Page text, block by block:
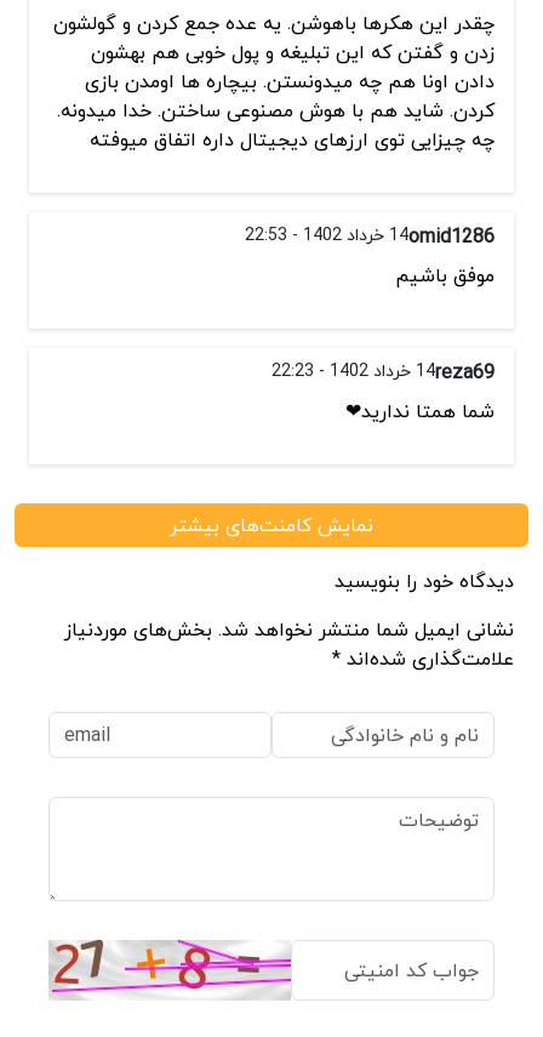
چقدر این هکرها باهوشن. یه عده جمع کردن و گولشون
زدن و گفتن که این تبلیغه و پول خوبی هم بهشون
دادن اونا هم چه میدونستن. بیچاره ها اومدن بازی
کردن. شاید هم با هوش مصنوعی ساختن. خدا میدونه.
چه چیزایی توی ارزهای دیجیتال داره اتفاق میوفته
omid128614 خرداد 1402 - 22:53
موفق باشیم
reza6914 خرداد 1402 - 22:23
شما همتا ندارید❤
نمایش کامنت‌های بیشتر
دیدگاه خود را بنویسید
نشانی ایمیل شما منتشر نخواهد شد. بخش‌های موردنیاز
علامت‌گذاری شده‌اند *